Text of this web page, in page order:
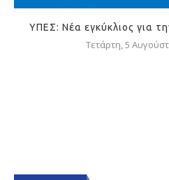
ΥΠΕΣ: Νέα εγκύκλιος για
Τετάρτη, 5